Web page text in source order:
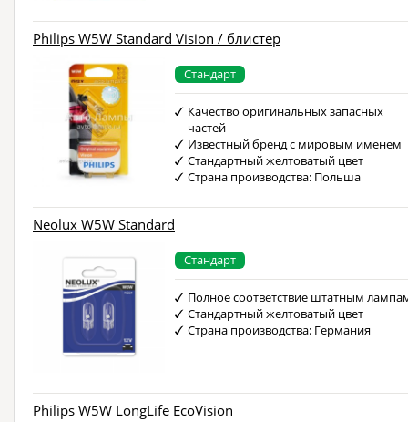
Philips W5W Standard Vision / блистер
Стандарт
Качество оригинальных запасных
частей
Известный бренд с мировым именем
Стандартный желтоватый цвет
Страна производства: Польша
Neolux W5W Standard
Стандарт
Полное соответствие штатным
Стандартный желтоватый цвет
Страна производства: Германия
Philips W5W LongLife EcoVision